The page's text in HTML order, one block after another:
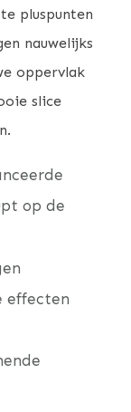
pluspunten
nauwelijks
oppervlak
slice
op de
effecten